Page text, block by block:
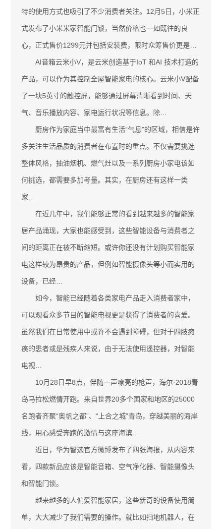
特的使用方式也吸引了不少消费者关注。12月5日，小米正
式发布了小米米家智能门锁，当然价格也一如既往的良
心，正式售价1299元并包括安装费，限时众筹售价更是…
AI音箱云米小V，是云米创造基于IoT 和AI 技术打造的
产品，可以作为其控制全屋智能家电的核心。云米小V配备
了一块5英寸的触控屏，能够通过屏幕清晰看到时间、天
气、音乐播放内容、家电运行状况等信息。除…
厨房作为家庭当中最富有生活“气息”的区域，相信是许
多关注生活品质的消费者在布置时的重点。不仅需要挑选
整体风格，抽油烟机、燃气灶以及一系列厨房小家电该如
何挑选，都需要多加考量。其实，在厨房还有这样一类
家…
在近几年中，我们能够正常的看到越来越多的智能家
居产品涌现，大家也能感受到，这些智能设备与消费者之
间的距离正在被不断缩短。或许你还没有计划购买智能家
电这样较为昂贵的产品，但例如智能摄像头等小而实用的
设备，已经…
如今，智能已经随着各类家电产品走入消费者家中，
可以观看众多节目的智能电视更是获得了消费者的喜爱。
虽然我们在日常使用中或许不会遇到障碍，但对于四肢瘫
痪的患者或是残疾人来说，由于无法使用遥控器，对智能
电视…
10月28日早8点，伴随一声嘹亮的枪声，海尔·2018青
岛马拉松燃情开跑。来自世界20多个国家和地区的25000
名跑者齐聚“奥帆之都”、“上合之城”青岛，穿越美丽的海岸
线，用心感受奔跑的激情与这座海滨…
近日，华为智选官方微博发布了四张海报，从内容来
看，四款新品应该是智能音箱、空气净化器、智能摄像头
和智能门锁。
越来越多的人偏爱智能家居，这些新奇的设备使用简
单，大大减少了我们需要的操作。就比如扫地机器人，在